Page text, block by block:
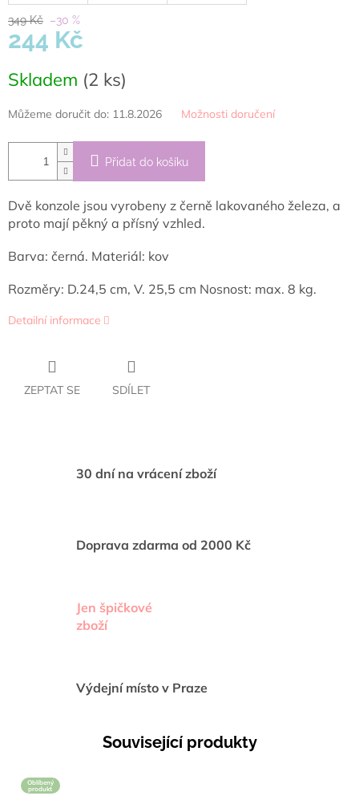
349 Kč –30 %
244 Kč
cena:
Skladem (2 ks)
Můžeme doručit do: 11.8.2026 Možnosti doručení
Přidat do košíku
Dvě konzole jsou vyrobeny z černě lakovaného železa, a
proto mají pěkný a přísný vzhled.
Barva: černá. Materiál: kov
Rozměry: D.24,5 cm, V. 25,5 cm Nosnost: max. 8 kg.
Detailní informace
ZEPTAT SE SDÍLET
30 dní na vrácení zboží
Doprava zdarma od 2000 Kč
Jen špičkové
zboží
Výdejní místo v Praze
Související produkty
Oblíbený
produkt